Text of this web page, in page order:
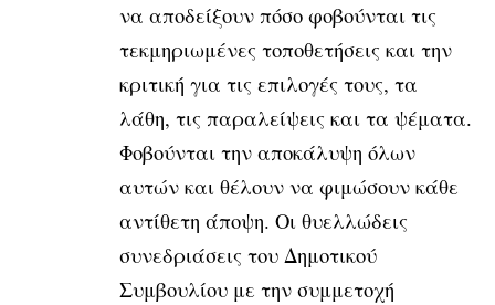
να αποδείξουν πόσο φοβούνται τις
τεκμηριωμένες τοποθετήσεις και την
κριτική για τις επιλογές τους, τα
λάθη, τις παραλείψεις και τα ψέματα.
Φοβούνται την αποκάλυψη όλων
αυτών και θέλουν να φιμώσουν κάθε
αντίθετη άποψη. Οι θυελλώδεις
συνεδριάσεις του Δημοτικού
Συμβουλίου με την συμμετοχή